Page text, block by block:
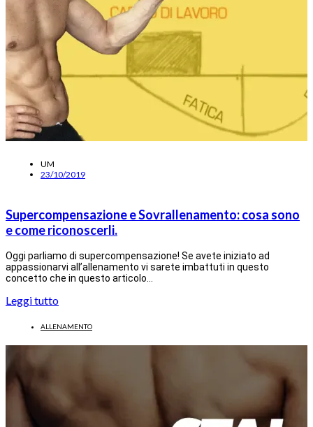
UM
23/10/2019
Supercompensazione e Sovrallenamento: cosa sono
e come riconoscerli.
Oggi parliamo di supercompensazione! Se avete iniziato ad
appassionarvi all’allenamento vi sarete imbattuti in questo
concetto che in questo articolo…
Leggi tutto
ALLENAMENTO